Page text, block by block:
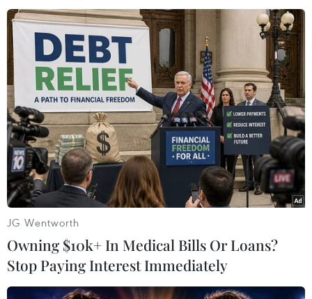
Trước đó, Moskva ngày 17/6 cũng thông báo Mỹ
đã điều máy bay chiến đấu tới áp sát 4 máy bay
ném bom có khả năng mang đầu đạn hạt nhân
Tupolev Tu-95MS của Nga, khi những máy bay
này thực hiện một sứ mệnh theo kế hoạch ở khu
vực gần biên giới Mỹ./.
(TTXVN/Vietnam+)
JG Wentworth
Owning $10k+ In Medical Bills Or Loans?
Stop Paying Interest Immediately